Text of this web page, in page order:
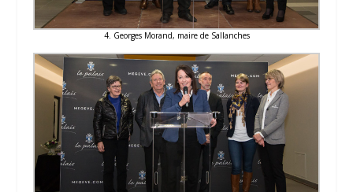
4. Georges Morand, maire de Sallanches